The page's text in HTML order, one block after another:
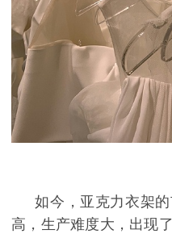
如今，亚克力衣架
高，生产难度大，出现